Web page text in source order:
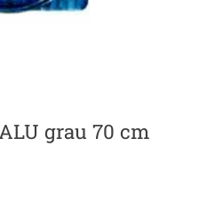
grau 70 cm